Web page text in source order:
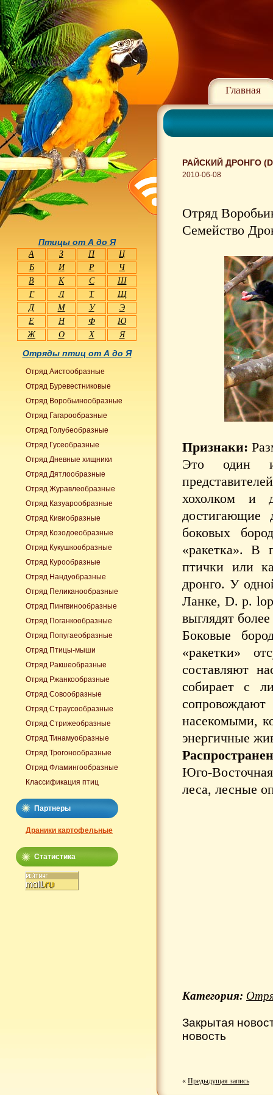
Главная
РАЙСКИЙ ДРОНГО
2010-06-08
Отряд
Семейство
Признаки:
Это один
хохолком и
боковых
«ракетка». В
птички или
дронго. У
Ланке, D. p.
выглядят
Боковые
«ракетки»
составляют
собирает с
насекомыми,
энергичные
Юго-
леса, лесные
Категория:
Закрытая
новость
« Предыдущая запись
Птицы от А до Я
А З П
Ц
Б
И Р
Ч
В
К С
Ш
Г
Л Т
Щ
Д
М У
Э
Е
Н Ф
Ю
Ж
О Х Я
Отряды птиц от А до Я
Отряд Аистообразные
Отряд Буревестниковые
Отряд Воробьинообразные
Отряд Гагарообразные
Отряд Голубеобразные
Отряд Гусеобразные
Отряд Дневные хищники
Отряд Дятлообразные
Отряд Журавлеобразные
Отряд Казуарообразные
Отряд Кивиобразные
Отряд Козодоеобразные
Отряд Кукушкообразные
Отряд Курообразные
Отряд Нандуобразные
Отряд Пеликанообразные
Отряд Пингвинообразные
Отряд Поганкообразные
Отряд Попугаеобразные
Отряд Птицы-мыши
Отряд Ракшеобразные
Отряд Ржанкообразные
Отряд Совообразные
Отряд Страусообразные
Отряд Стрижеобразные
Отряд Тинамуобразные
Отряд Трогонообразные
Отряд Фламингообразные
Классификация птиц
Партнеры
Драники картофельные
Статистика